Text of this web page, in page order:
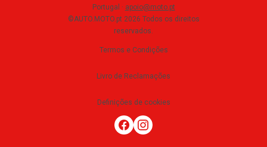
Portugal · apoio@moto.pt
©AUTO.MOTO.pt 2026 Todos os direitos
reservados.
Termos e Condições
Livro de Reclamações
Definições de cookies